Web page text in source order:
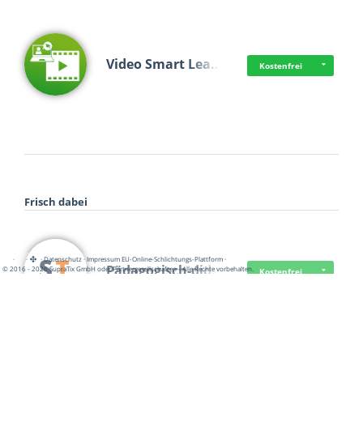
Video Smart Lea… Kostenfrei
Frisch dabei
Pädagogisch-did… Kostenfrei
· · ·Datenschutz·Impressum EU-Online-Schlichtungs-Plattform·
© 2016 - 2026 SupraTix GmbH oder Partnergesellschaften - Alle Rechte vorbehalten.